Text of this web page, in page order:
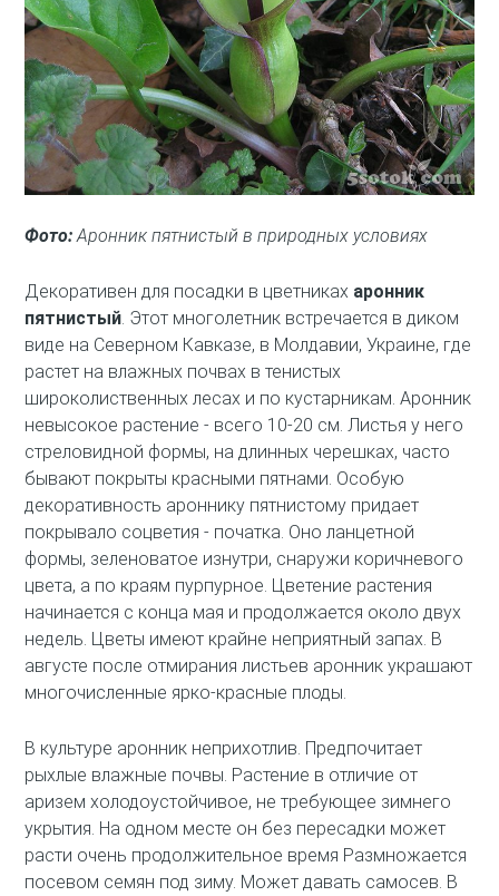
Фото: Аронник пятнистый в природных условиях
Декоративен для посадки в цветниках аронник
пятнистый . Этот многолетник встречается в диком
виде на Северном Кавказе, в Молдавии, Украине, где
растет на влажных почвах в тенистых
широколиственных лесах и по кустарникам. Аронник
невысокое растение - всего 10-20 см. Листья у него
стреловидной формы, на длинных черешках, часто
бывают покрыты красными пятнами. Особую
декоративность ароннику пятнистому придает
покрывало соцветия - початка. Оно ланцетной
формы, зеленоватое изнутри, снаружи коричневого
цвета, а по краям пурпурное. Цветение растения
начинается с конца мая и продолжается около двух
недель. Цветы имеют крайне неприятный запах. В
августе после отмирания листьев аронник украшают
многочисленные ярко-красные плоды.
В культуре аронник неприхотлив. Предпочитает
рыхлые влажные почвы. Растение в отличие от
аризем холодоустойчивое, не требующее зимнего
укрытия. На одном месте он без пересадки может
расти очень продолжительное время Размножается
посевом семян под зиму. Может давать самосев. В